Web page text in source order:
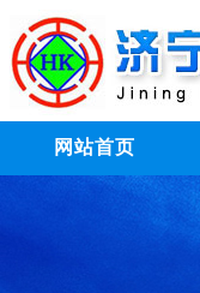
网站首页